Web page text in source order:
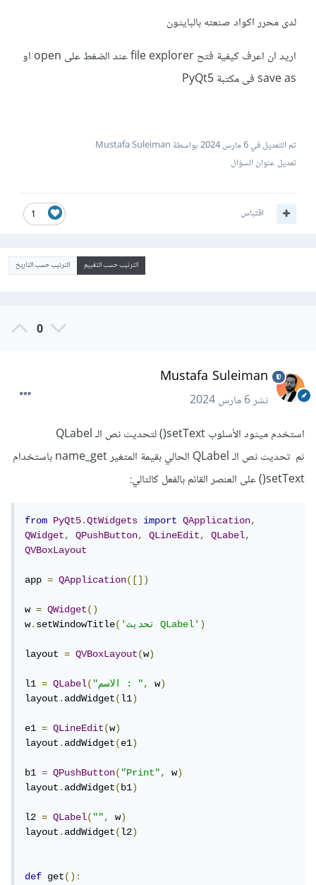
لدى محرر اكواد صنعته بالبايثون
اريد ان اعرف كيفية فتح file explorer عند الضغط على open او
save as فى مكتبة PyQt5
تم التعديل في6 مارس 2024
بواسطة Mustafa Suleiman
تعديل عنوان السؤال
1 اقتباس
الترتيب حسب التقييم الترتيب حسب التاريخ
0
Mustafa Suleiman
نشر6 مارس 2024
استخدم ميثود الأسلوب setText() لتحديث نص الـ QLabel
ثم تحديث نص الـ QLabel الحالي بقيمة المتغير name_get باستخدام
setText() على العنصر القائم بالفعل كالتالي:
from PyQt5.QtWidgets import QApplication,
QWidget, QPushButton, QLineEdit, QLabel,
QVBoxLayout
app = QApplication([])
w = QWidget()
w.setWindowTitle( 'تحديث QLabel')
layout = QVBoxLayout(w)
l1 = QLabel( "الاسم : ", w)
layout.addWidget(l1)
e1 = QLineEdit(w)
layout.addWidget(e1)
b1 = QPushButton("Print", w)
layout.addWidget(b1)
l2 = QLabel("", w)
layout.addWidget(l2)
def get():